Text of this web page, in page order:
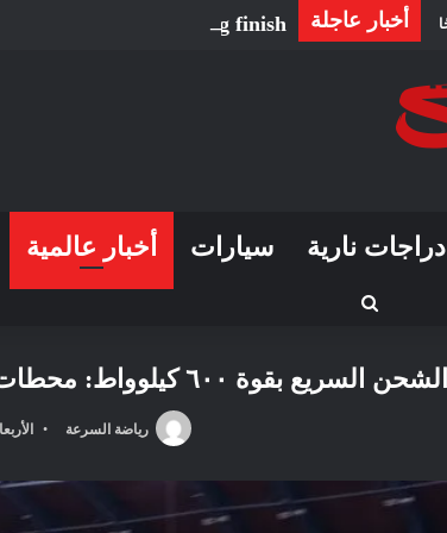
أخبار عاجلة in tense Sachsenring finish
دراجات نارية سيارات أخبار عالمية
بحث
الشحن السريع بقوة ٦٠٠ كيلوواط: محطات توقف في أول ظهور لفورمولا إي في چدة
رياضة السرعة الأربعاء / 12